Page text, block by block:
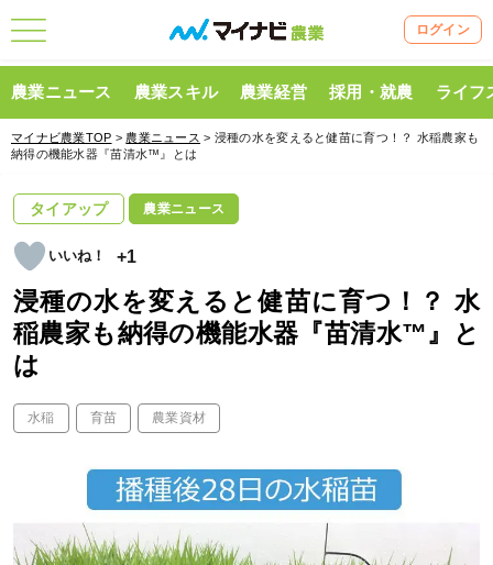
ログイン
農業ニュース 農業スキル 農業経営 採用・就農 ライフ
マイナビ農業TOP > 農業ニュース > 浸種の水を変えると健苗に育つ！？ 水稲農家も
納得の機能水器『苗清水™』とは
タイアップ 農業ニュース
+1
浸種の水を変えると健苗に育つ！？ 水
稲農家も納得の機能水器『苗清水™』と
は
水稲 育苗 農業資材